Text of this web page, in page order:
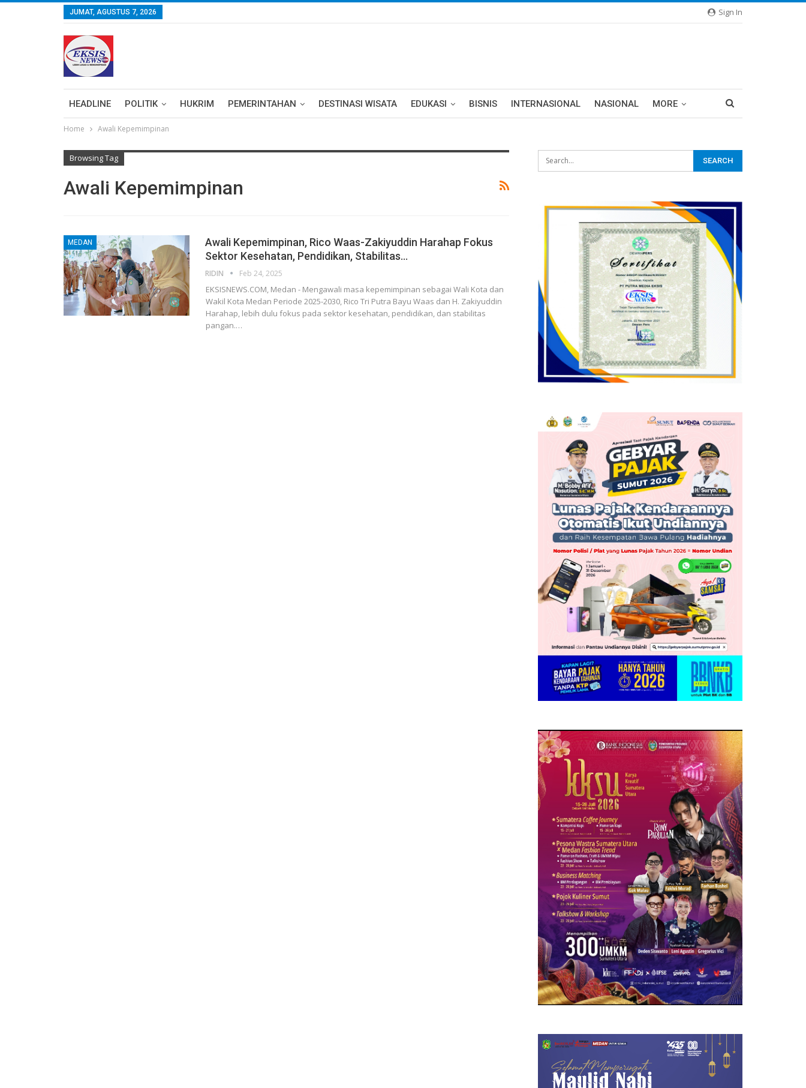
Sign In
JUMAT, AGUSTUS 7, 2026
HEADLINE POLITIK HUKRIM PEMERINTAHAN DESTINASI WISATA EDUKASI BISNIS INTERNASIONAL NASIONAL MORE
Home Awali Kepemimpinan
Browsing Tag
Awali Kepemimpinan
MEDAN
Awali Kepemimpinan, Rico Waas-Zakiyuddin Harahap Fokus
Sektor Kesehatan, Pendidikan, Stabilitas…
RIDIN Feb 24, 2025
EKSISNEWS.COM, Medan - Mengawali masa kepemimpinan sebagai Wali Kota dan
Wakil Kota Medan Periode 2025-2030, Rico Tri Putra Bayu Waas dan H. Zakiyuddin
Harahap, lebih dulu fokus pada sektor kesehatan, pendidikan, dan stabilitas
pangan.…